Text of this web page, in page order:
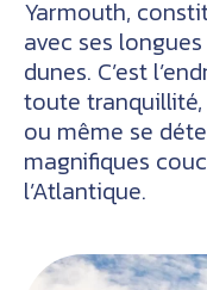
Yarmouth,
avec ses
dunes. C’est
toute
ou même se
magnifiques
l’Atlantique.